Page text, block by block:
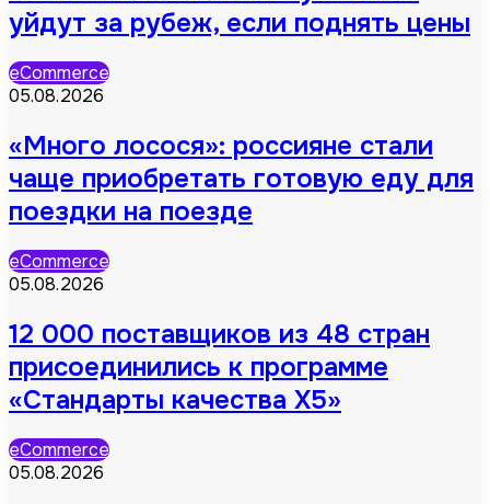
уйдут за рубеж, если поднять цены
eCommerce
05.08.2026
«Много лосося»: россияне стали
чаще приобретать готовую еду для
поездки на поезде
eCommerce
05.08.2026
12 000 поставщиков из 48 стран
присоединились к программе
«Стандарты качества X5»
eCommerce
05.08.2026